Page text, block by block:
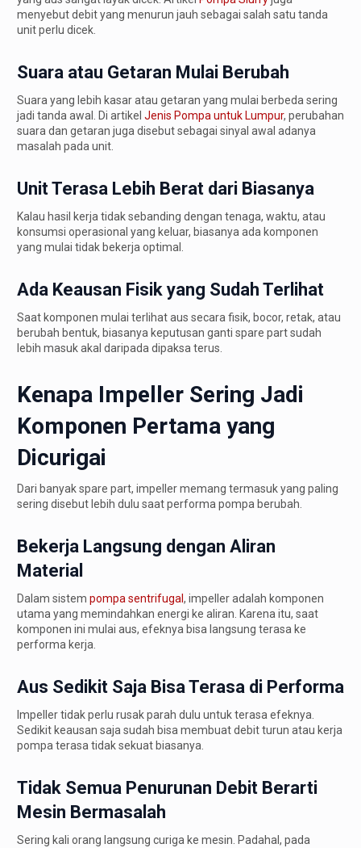
menyebut debit yang menurun jauh sebagai salah satu tanda
unit perlu dicek.
Suara atau Getaran Mulai Berubah
Suara yang lebih kasar atau getaran yang mulai berbeda sering
jadi tanda awal. Di artikel Jenis Pompa untuk Lumpur, perubahan
suara dan getaran juga disebut sebagai sinyal awal adanya
masalah pada unit.
Unit Terasa Lebih Berat dari Biasanya
Kalau hasil kerja tidak sebanding dengan tenaga, waktu, atau
konsumsi operasional yang keluar, biasanya ada komponen
yang mulai tidak bekerja optimal.
Ada Keausan Fisik yang Sudah Terlihat
Saat komponen mulai terlihat aus secara fisik, bocor, retak, atau
berubah bentuk, biasanya keputusan ganti spare part sudah
lebih masuk akal daripada dipaksa terus.
Kenapa Impeller Sering Jadi
Komponen Pertama yang
Dicurigai
Dari banyak spare part, impeller memang termasuk yang paling
sering disebut lebih dulu saat performa pompa berubah.
Bekerja Langsung dengan Aliran
Material
Dalam sistem pompa sentrifugal , impeller adalah komponen
utama yang memindahkan energi ke aliran. Karena itu, saat
komponen ini mulai aus, efeknya bisa langsung terasa ke
performa kerja.
Aus Sedikit Saja Bisa Terasa di Performa
Impeller tidak perlu rusak parah dulu untuk terasa efeknya.
Sedikit keausan saja sudah bisa membuat debit turun atau kerja
pompa terasa tidak sekuat biasanya.
Tidak Semua Penurunan Debit Berarti
Mesin Bermasalah
Sering kali orang langsung curiga ke mesin. Padahal, pada